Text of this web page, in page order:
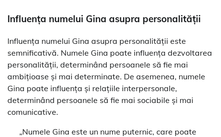
Influența numelui Gina asupra personalității
Influența numelui Gina asupra personalității este
semnificativă. Numele Gina poate influența dezvoltarea
personalității, determinând persoanele să fie mai
ambițioase și mai determinate. De asemenea, numele
Gina poate influența și relațiile interpersonale,
determinând persoanele să fie mai sociabile și mai
comunicative.
„Numele Gina este un nume puternic, care poate